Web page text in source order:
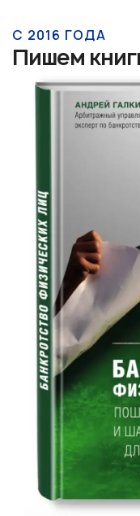
С 2016 ГОДА
Пишем